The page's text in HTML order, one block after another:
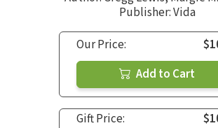
Publisher: Vida
Our Price:
Add to Cart
Gift Price: